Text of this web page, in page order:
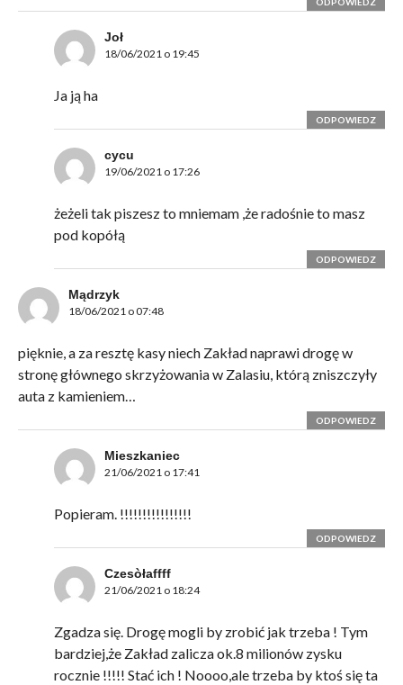
Joł
18/06/2021 o 19:45
Ja ją ha
ODPOWIEDZ
cycu
19/06/2021 o 17:26
żeżeli tak piszesz to mniemam ,że radośnie to masz
pod kopółą
ODPOWIEDZ
Mądrzyk
18/06/2021 o 07:48
pięknie, a za resztę kasy niech Zakład naprawi drogę w
stronę głównego skrzyżowania w Zalasiu, którą zniszczyły
auta z kamieniem…
ODPOWIEDZ
Mieszkaniec
21/06/2021 o 17:41
Popieram. !!!!!!!!!!!!!!!!
ODPOWIEDZ
Czesòłaffff
21/06/2021 o 18:24
Zgadza się. Drogę mogli by zrobić jak trzeba ! Tym
bardziej,że Zakład zalicza ok.8 milionów zysku
rocznie !!!!! Stać ich ! Noooo,ale trzeba by ktoś się ta